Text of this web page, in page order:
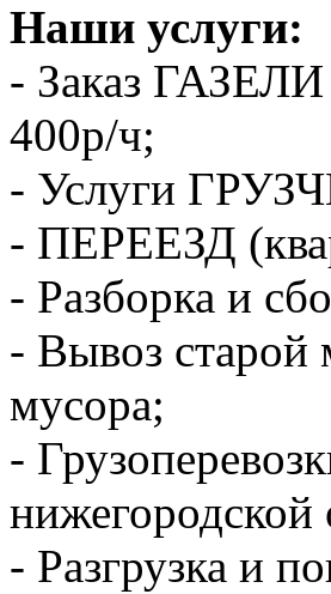
Наши услуги:
- Заказ ГАЗЕЛИ
400р/ч;
- Услуги
- ПЕРЕЕЗД
- Разборка и
- Вывоз старой
мусора;
-
нижегородской
- Разгрузка и